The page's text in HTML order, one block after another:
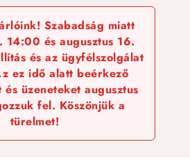
Szabadság miatt
14:00 és augusztus 16.
és az ügyfélszolgálat
ez idő alatt beérkező
és üzeneteket augusztus
fel. Köszönjük a
türelmet!